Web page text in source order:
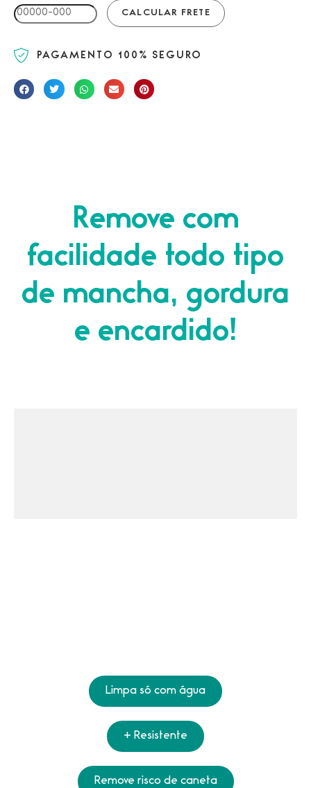
PAGAMENTO 100% SEGURO
Remove com
facilidade todo tipo
de mancha, gordura
e encardido!
Limpa só com água
+ Resistente
Remove risco de caneta